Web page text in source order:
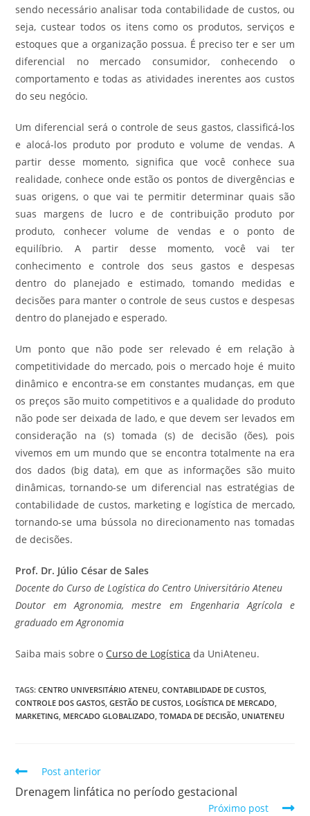
sendo necessário analisar toda contabilidade de custos, ou
seja, custear todos os itens como os produtos, serviços e
estoques que a organização possua. É preciso ter e ser um
diferencial no mercado consumidor, conhecendo o
comportamento e todas as atividades inerentes aos custos
do seu negócio.
Um diferencial será o controle de seus gastos, classificá-los
e alocá-los produto por produto e volume de vendas. A
partir desse momento, significa que você conhece sua
realidade, conhece onde estão os pontos de divergências e
suas origens, o que vai te permitir determinar quais são
suas margens de lucro e de contribuição produto por
produto, conhecer volume de vendas e o ponto de
equilíbrio. A partir desse momento, você vai ter
conhecimento e controle dos seus gastos e despesas
dentro do planejado e estimado, tomando medidas e
decisões para manter o controle de seus custos e despesas
dentro do planejado e esperado.
Um ponto que não pode ser relevado é em relação à
competitividade do mercado, pois o mercado hoje é muito
dinâmico e encontra-se em constantes mudanças, em que
os preços são muito competitivos e a qualidade do produto
não pode ser deixada de lado, e que devem ser levados em
consideração na (s) tomada (s) de decisão (ões), pois
vivemos em um mundo que se encontra totalmente na era
dos dados (big data), em que as informações são muito
dinâmicas, tornando-se um diferencial nas estratégias de
contabilidade de custos, marketing e logística de mercado,
tornando-se uma bússola no direcionamento nas tomadas
de decisões.
Prof. Dr. Júlio César de Sales
Docente do Curso de Logística do Centro Universitário Ateneu
Doutor em Agronomia, mestre em Engenharia Agrícola e
graduado em Agronomia
Saiba mais sobre o Curso de Logística da UniAteneu.
TAGS:CENTRO UNIVERSITÁRIO ATENEU, CONTABILIDADE DE CUSTOS,
CONTROLE DOS GASTOS, GESTÃO DE CUSTOS, LOGÍSTICA DE MERCADO,
MARKETING, MERCADO GLOBALIZADO, TOMADA DE DECISÃO, UNIATENEU
Post anterior
Drenagem linfática no período gestacional
Próximo post